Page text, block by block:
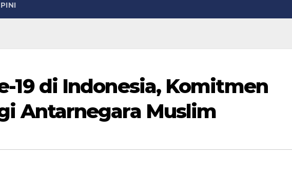
19 di Indonesia, Komitmen
Antarnegara Muslim